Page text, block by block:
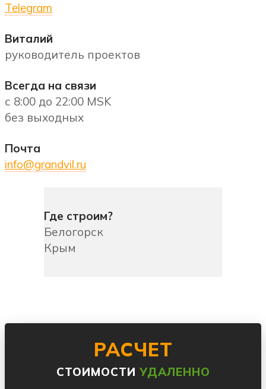
Telegram
Виталий
руководитель проектов
Всегда на связи
с 8:00 до 22:00 MSK
без выходных
Почта
info@grandvil.ru
Где строим?
Белогорск
Крым
РАСЧЕТ
СТОИМОСТИ УДАЛЕННО